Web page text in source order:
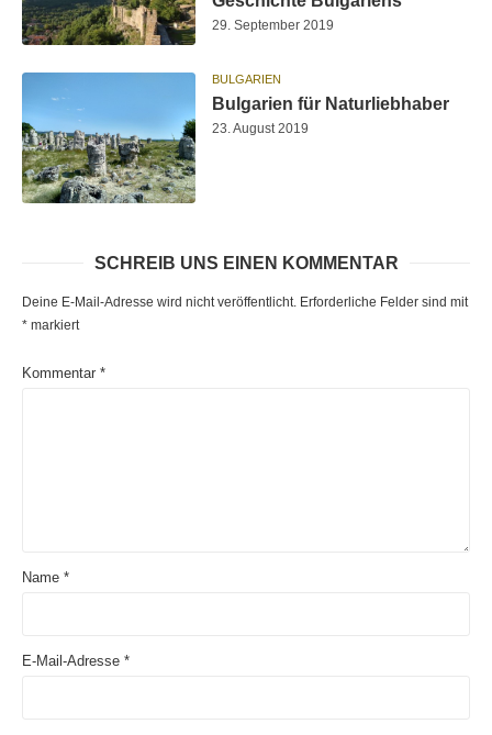
29. September 2019
BULGARIEN
Bulgarien für Naturliebhaber
23. August 2019
SCHREIB UNS EINEN KOMMENTAR
Deine E-Mail-Adresse wird nicht veröffentlicht. Erforderliche Felder sind mit
* markiert
Kommentar *
Name *
E-Mail-Adresse *